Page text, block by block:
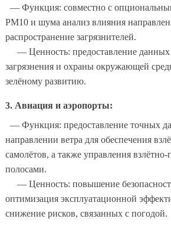
— Функция: совместно с
PM10 и шума анализ влияния
распространение загрязнителей.
— Ценность: предоставление данных
загрязнения и охраны окружающей
зелёному развитию.
3. Авиация и аэропорты:
— Функция: предоставление точных
направлении ветра для обеспечения
самолётов, а также управления
полосами.
— Ценность: повышение
оптимизация эксплуатационной
снижение рисков, связанных с погодой.